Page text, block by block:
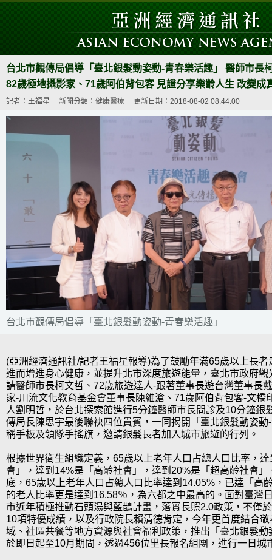
台北市觀傳局倡導「臺北銀髮動姿動-青春樂活趣」 醫師市長
82歲極地攝影家、71歲阿伯背包客 見證分享樂齡人生 改變成
記者：王福星 新聞分類：健康醫療 更新日期：2018-08-02 08:44:00
台北市觀傳局倡導「臺北銀髮動姿動-青春樂活趣」
(亞洲經濟通訊社/記者王福星報導)為了鼓勵年滿65歲以上長
進而增進身心健康，並提升北市深度旅遊能量，臺北市政府觀
請醫師市長柯文哲、72歲旅遊達人-跟著董事長遊台灣董事長
家-川流文化教育基金會董事長陳維滄、71歲阿伯背包客-文橋
人劉明哲，於台北探索館進行5分鐘醫師市長問診及10分鐘銀
傳局長陳思宇最後聯袂四位貴賓，一同揭開「臺北銀髮動姿動
稱手板及領隊手搖旗，邀請銀髮長者加入城市旅遊的行列。
根據世界衛生組織定義，65歲以上老年人口占總人口比率，
會」，達到14%是「高齡社會」，達到20%是「超高齡社會」
底，65歲以上老年人口占總人口比率達到14.05%，已達「高
的老人比率更是達到16.58％，為六都之中最高的。面對臺灣
市近年積極推動石頭湯與藍鵲計畫，落實長照2.0政策，不僅
10項特優成績，以及行政院長賴清德肯定，今年更首度結合
域、社區共餐等地方資源與社會福利政策，推出「臺北銀髮動
於即日起至10月期間，透過456位里長報名組團，進行一日城